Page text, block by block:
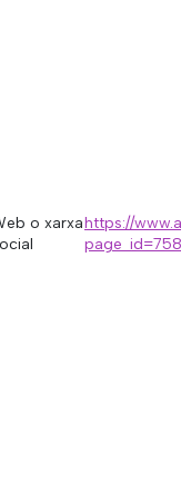
o xarxahttps://